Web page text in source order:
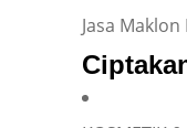
Jasa